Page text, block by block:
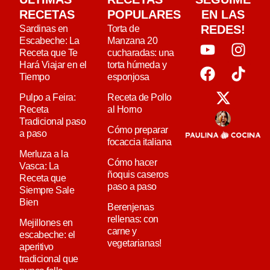
RECETAS
Sardinas en
Escabeche: La
Receta que Te
Hará Viajar en el
Tiempo
Pulpo a Feira:
Receta
Tradicional paso
a paso
Merluza a la
Vasca: La
Receta que
Siempre Sale
Bien
Mejillones en
escabeche: el
aperitivo
tradicional que
POPULARES
Torta de
Manzana 20
cucharadas: una
torta húmeda y
esponjosa
Receta de Pollo
al Horno
Cómo preparar
focaccia italiana
Cómo hacer
ñoquis caseros
paso a paso
Berenjenas
rellenas: con
carne y
vegetarianas!
EN LAS
REDES!